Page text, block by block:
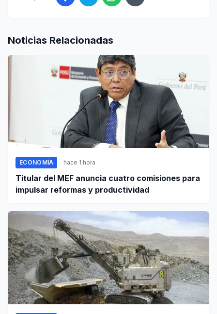
Noticias Relacionadas
ECONOMÍA hace 1 hora
Titular del MEF anuncia cuatro comisiones para
impulsar reformas y productividad